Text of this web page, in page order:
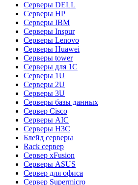
Серверы DELL
Серверы HP
Серверы IBM
Серверы Inspur
Серверы Lenovo
Серверы Huawei
Серверы tower
Серверы для 1C
Серверы 1U
Серверы 2U
Серверы 3U
Серверы базы данных
Сервер Cisco
Серверы AIC
Серверы H3C
Блейд серверы
Rack сервер
Сервер xFusion
Серверы ASUS
Сервер для офиса
Сервер Supermicro